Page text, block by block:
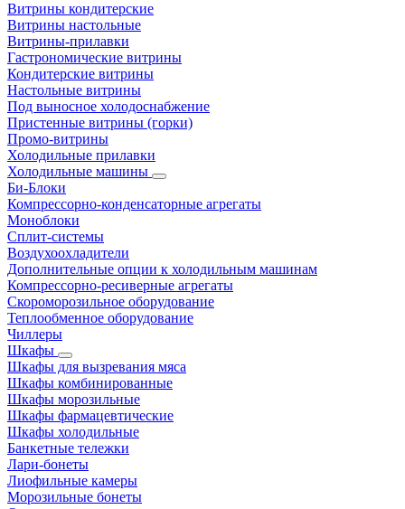
Витрины кондитерские
Витрины настольные
Витрины-прилавки
Гастрономические витрины
Кондитерские витрины
Настольные витрины
Под выносное холодоснабжение
Пристенные витрины (горки)
Промо-витрины
Холодильные прилавки
Холодильные машины
Би-Блоки
Компрессорно-конденсаторные агрегаты
Моноблоки
Сплит-системы
Воздухоохладители
Дополнительные опции к холодильным машинам
Компрессорно-ресиверные агрегаты
Скороморозильное оборудование
Теплообменное оборудование
Чиллеры
Шкафы
Шкафы для вызревания мяса
Шкафы комбинированные
Шкафы морозильные
Шкафы фармацевтические
Шкафы холодильные
Банкетные тележки
Лари-бонеты
Лиофильные камеры
Морозильные бонеты